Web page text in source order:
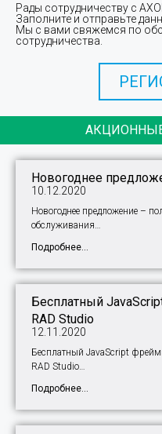
Рады сотрудничеству с
Заполните и отправьте
Мы с вами свяжемся по
сотрудничества.
Новогоднее
10.12.2020
Новогоднее предложение –
обслуживания…
Подробнее...
Бесплатный
RAD Studio
12.11.2020
Бесплатный JavaScript
RAD Studio…
Подробнее...